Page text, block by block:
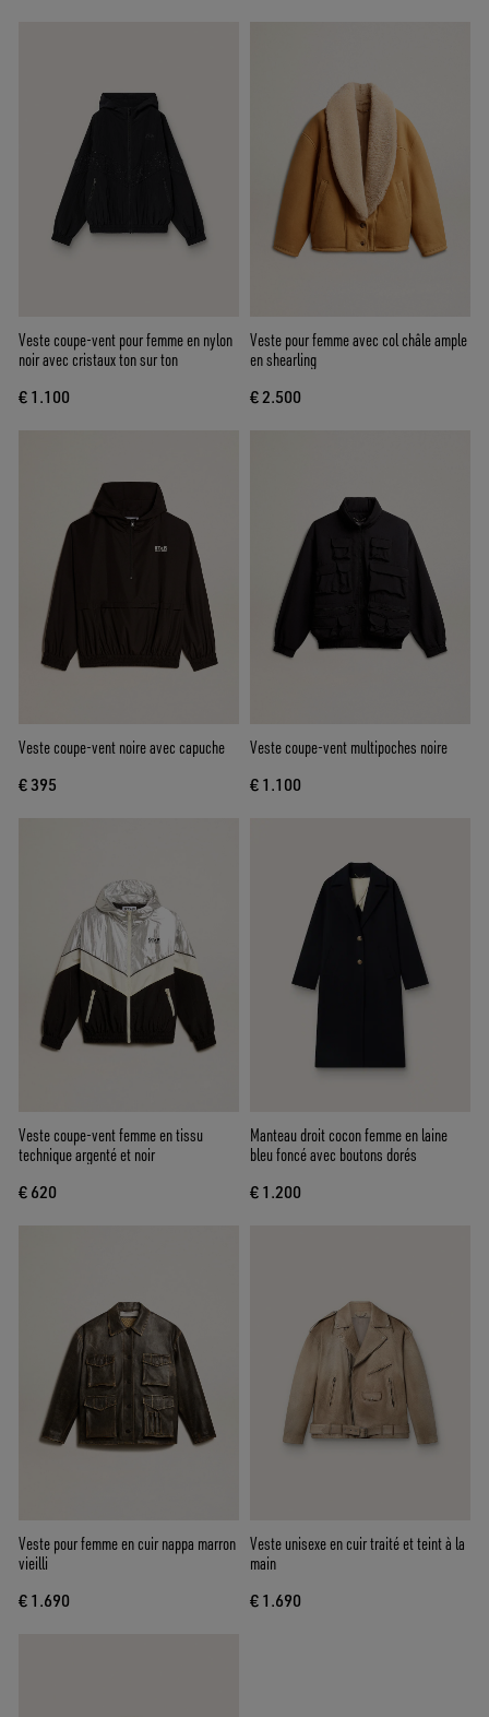
Veste coupe-vent pour femme en nylon
noir avec cristaux ton sur ton
€ 1.100
Veste pour femme avec col châle ample
en shearling
€ 2.500
Veste coupe-vent noire avec capuche
€ 395
Veste coupe-vent multipoches noire
€ 1.100
Veste coupe-vent femme en tissu
technique argenté et noir
€ 620
Manteau droit cocon femme en laine
bleu foncé avec boutons dorés
€ 1.200
Veste pour femme en cuir nappa marron
vieilli
€ 1.690
Veste unisexe en cuir traité et teint à la
main
€ 1.690